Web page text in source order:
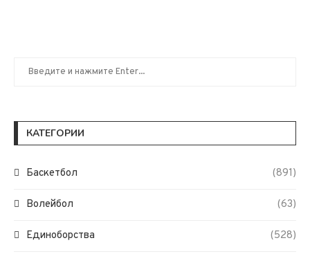
КАТЕГОРИИ
Баскетбол (891)
Волейбол (63)
Единоборства (528)